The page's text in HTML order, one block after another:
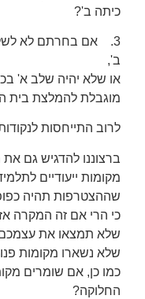
כיתה ב'?
3. אם בחרתם לא
ב',
או שלא יהיה שלב א'
מוגבלת להמלצת בית
לרוב התייחסות
ברצוננו להדגיש גם
מקומות ייעודיים
שההצטרפות תהיה
כי הרי אם זה המקרה
שלא תמצאו את
שלא נשארו מקומות
כמו כן, אם שומרים
החלוקה?